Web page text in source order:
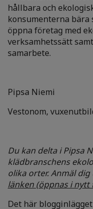
hållbara och
konsumenterna bära
öppna företag med
verksamhetssätt
samarbete.
Pipsa Niemi
Vestonom,
Du kan delta i Pipsa
klädbranschens
olika orter. Anmäl
länken (öppnas i nytt
Det här